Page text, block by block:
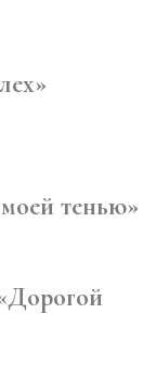
тенью»